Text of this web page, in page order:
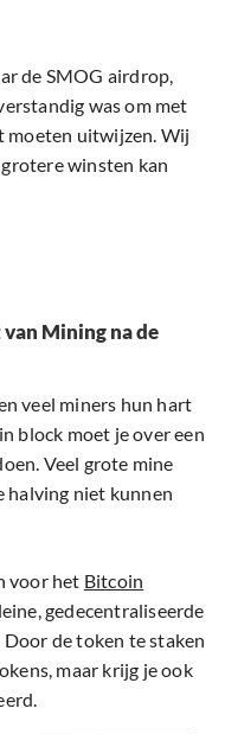
de SMOG airdrop,
was om met
moeten uitwijzen. Wij
winsten kan
Mining na de
veel miners hun hart
block moet je over een
Veel grote mine
halving niet kunnen
voor het Bitcoin
gedecentraliseerde
de token te staken
maar krijg je ook